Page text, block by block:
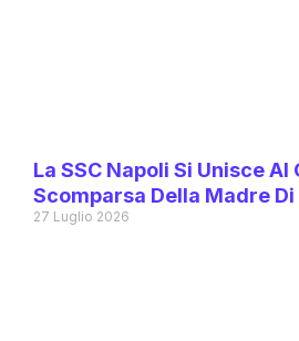
La SSC Napoli Si Unisce
Scomparsa Della Madre
27 Luglio 2026